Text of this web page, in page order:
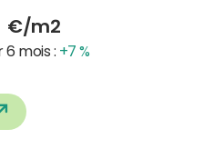
€/m2
6 mois : +7 %